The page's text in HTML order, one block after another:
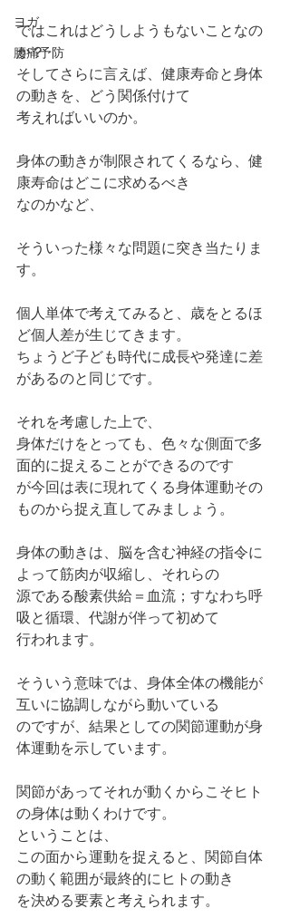
ヨガ
腰痛予防
ではこれはどうしようもないことなの
か？
そしてさらに言えば、健康寿命と身体
の動きを、どう関係付けて
考えればいいのか。
身体の動きが制限されてくるなら、健
康寿命はどこに求めるべき
なのかなど、
そういった様々な問題に突き当たりま
す。
個人単体で考えてみると、歳をとるほ
ど個人差が生じてきます。
ちょうど子ども時代に成長や発達に差
があるのと同じです。
それを考慮した上で、
身体だけをとっても、色々な側面で多
面的に捉えることができるのです
が今回は表に現れてくる身体運動その
ものから捉え直してみましょう。
身体の動きは、脳を含む神経の指令に
よって筋肉が収縮し、それらの
源である酸素供給＝血流；すなわち呼
吸と循環、代謝が伴って初めて
行われます。
そういう意味では、身体全体の機能が
互いに協調しながら動いている
のですが、結果としての関節運動が身
体運動を示しています。
関節があってそれが動くからこそヒト
の身体は動くわけです。
ということは、
この面から運動を捉えると、関節自体
の動く範囲が最終的にヒトの動き
を決める要素と考えられます。